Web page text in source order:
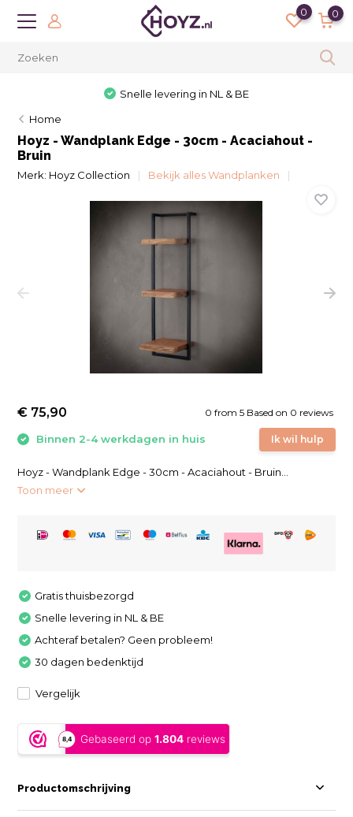
0 0
Snelle levering in NL & BE
Home
Hoyz - Wandplank Edge - 30cm - Acaciahout -
Bruin
Merk: Hoyz Collection Bekijk alles Wandplanken
0 from 5 Based on 0 reviews
Ik wil hulp
€ 75,90
Binnen 2-4 werkdagen in huis
Hoyz - Wandplank Edge - 30cm - Acaciahout - Bruin...
Toon meer
Gratis thuisbezorgd
Snelle levering in NL & BE
Achteraf betalen? Geen probleem!
30 dagen bedenktijd
Vergelijk
Productomschrijving